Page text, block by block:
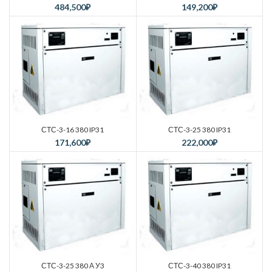
484,500₽ 149,200₽
СТС-3-16 380 IP31
171,600₽
СТС-3-25 380 IP31
222,000₽
СТС-3-25 380 А У3 СТС-3-40 380 IP31